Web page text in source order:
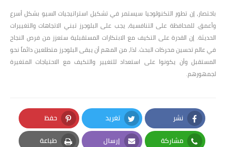
باختصار، إن تطور التكنولوجيا سيستمر في تشكيل استراتيجيات السيو بشكل أسرع
وأعمق. للمحافظة على التنافسية، يجب على البلوجرز تبني الاتجاهات والتغييرات
الحديثة. إن القدرة على التكيف مع الابتكارات المستقبلية ستعزز من فرص النجاح
في عالم تحسين محركات البحث. لذا، من المهم أن يبقى البلوجرز متطلعين دائماً نحو
المستقبل وأن يكونوا على استعداد للتغيير والتكيف مع الاحتياجات المتغيرة
لجمهورهم.
نشر
Facebook
تغريد
Twitter
حفظ
Pinterest
مشاركة إرسال طباعة